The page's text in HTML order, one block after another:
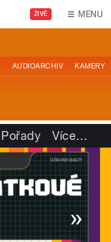
ŽIVĚ MENU
AUDIOARCHIV KAMERY
Pořady Více…